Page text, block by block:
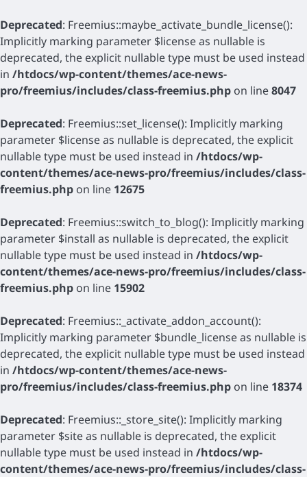
Deprecated: Freemius::maybe_activate_bundle_license():
Implicitly marking parameter $license as nullable is
deprecated, the explicit nullable type must be used instead
in /htdocs/wp-content/themes/ace-news-
pro/freemius/includes/class-freemius.php on line8047
Deprecated: Freemius::set_license(): Implicitly marking
parameter $license as nullable is deprecated, the explicit
nullable type must be used instead in /htdocs/wp-
content/themes/ace-news-pro/freemius/includes/class-
freemius.php on line 12675
Deprecated: Freemius::switch_to_blog(): Implicitly marking
parameter $install as nullable is deprecated, the explicit
nullable type must be used instead in /htdocs/wp-
content/themes/ace-news-pro/freemius/includes/class-
freemius.php on line 15902
Deprecated: Freemius::_activate_addon_account():
Implicitly marking parameter $bundle_license as nullable is
deprecated, the explicit nullable type must be used instead
in /htdocs/wp-content/themes/ace-news-
pro/freemius/includes/class-freemius.php on line 18374
Deprecated: Freemius::_store_site(): Implicitly marking
parameter $site as nullable is deprecated, the explicit
nullable type must be used instead in /htdocs/wp-
content/themes/ace-news-pro/freemius/includes/class-